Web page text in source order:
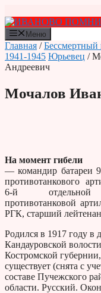
к
содержимому
Меню
Главная /Бессмертный
1941-1945 Юрьевец /
Андреевич
Мочалов
На момент гибели
— командир батареи
противотанкового
6-й отдельной
противотанковой
РГК, старший
Родился в 1917 году в
Кандауровской
Костромской
существует (снята с
составе Пучежского
области. Русский.